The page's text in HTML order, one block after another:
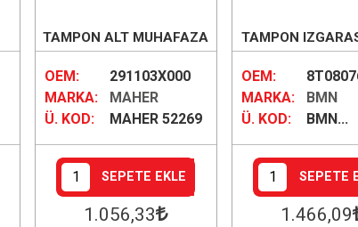
TAMPON ALT MUHAFAZA
OEM:
291103X000
MARKA:
MAHER
Ü. KOD:
MAHER 52269
SEPETE EKLE
1.056,33
TAMPON
OEM:
MARKA:
BMN
Ü. KOD:
BMN...
SEPETE
1.466,09